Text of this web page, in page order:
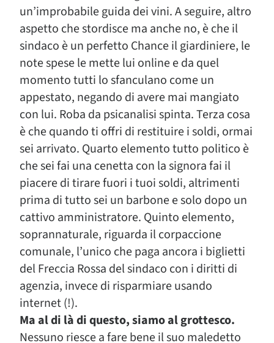
un’improbabile guida dei vini. A seguire, altro
aspetto che stordisce ma anche no, è che il
sindaco è un perfetto Chance il giardiniere, le
note spese le mette lui online e da quel
momento tutti lo sfanculano come un
appestato, negando di avere mai mangiato
con lui. Roba da psicanalisi spinta. Terza cosa
è che quando ti offri di restituire i soldi, ormai
sei arrivato. Quarto elemento tutto politico è
che sei fai una cenetta con la signora fai il
piacere di tirare fuori i tuoi soldi, altrimenti
prima di tutto sei un barbone e solo dopo un
cattivo amministratore. Quinto elemento,
soprannaturale, riguarda il corpaccione
comunale, l’unico che paga ancora i biglietti
del Freccia Rossa del sindaco con i diritti di
agenzia, invece di risparmiare usando
internet (!).
Ma al di là di questo, siamo al grottesco.
Nessuno riesce a fare bene il suo maledetto